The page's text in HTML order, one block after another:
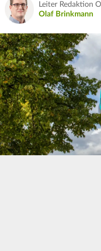
Leiter Redaktion
Olaf Brinkmann